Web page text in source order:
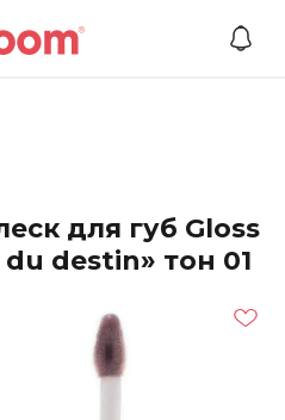
для губ Gloss
destin» тон 01